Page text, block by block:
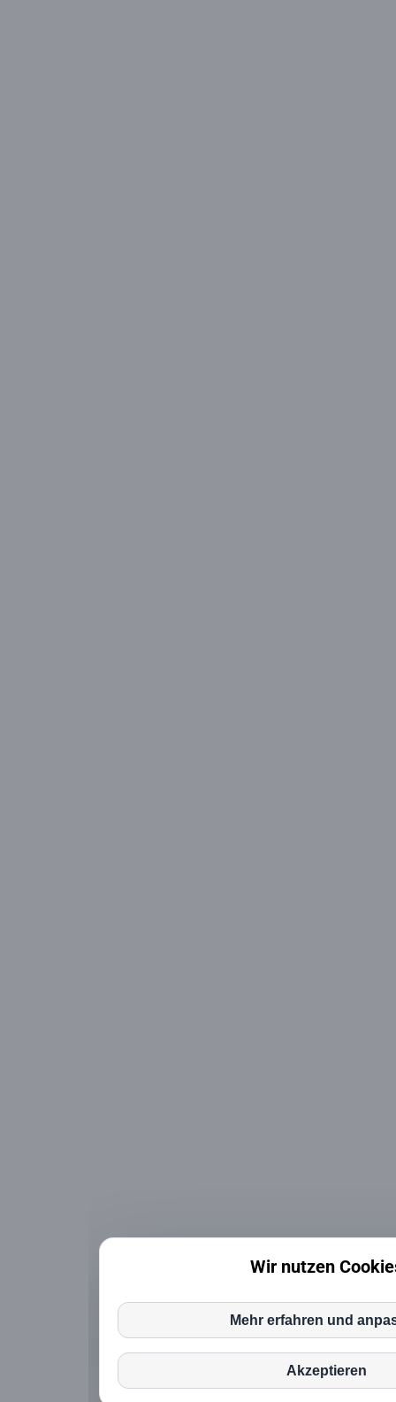
Wir nutzen
Diese Website oder ihre Tools von
personenbezogene Daten (z. B.
verwenden Cookies oder andere
Funktionsweise erforderlich sind und zur
Cookie-Richtlinien angegebenen Zwecke
Mehr erfahren und
Akzeptieren